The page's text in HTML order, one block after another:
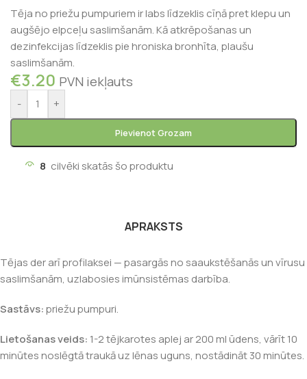
Tēja no priežu pumpuriem ir labs līdzeklis cīņā pret klepu un
augšējo elpceļu saslimšanām. Kā atkrēpošanas un
dezinfekcijas līdzeklis pie hroniska bronhīta, plaušu
saslimšanām.
€3.20 PVN iekļauts
- +
Pievienot Grozam
8 cilvēki skatās šo produktu
APRAKSTS
Tējas der arī profilaksei — pasargās no saaukstēšanās un vīrusu
saslimšanām, uzlabosies imūnsistēmas darbība.
Sastāvs:priežu pumpuri.
Lietošanas veids: 1-2 tējkarotes aplej ar 200 ml ūdens, vārīt 10
minūtes noslēgtā traukā uz lēnas uguns, nostādināt 30 minūtes.